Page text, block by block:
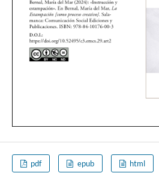
pdf epub html